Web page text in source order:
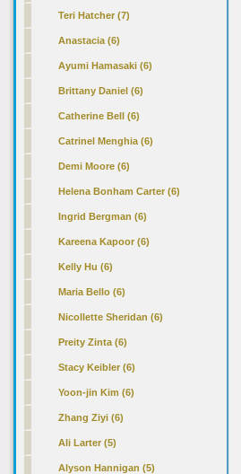
Teri Hatcher (7)
Anastacia (6)
Ayumi Hamasaki (6)
Brittany Daniel (6)
Catherine Bell (6)
Catrinel Menghia (6)
Demi Moore (6)
Helena Bonham Carter (6)
Ingrid Bergman (6)
Kareena Kapoor (6)
Kelly Hu (6)
Maria Bello (6)
Nicollette Sheridan (6)
Preity Zinta (6)
Stacy Keibler (6)
Yoon-jin Kim (6)
Zhang Ziyi (6)
Ali Larter (5)
Alyson Hannigan (5)